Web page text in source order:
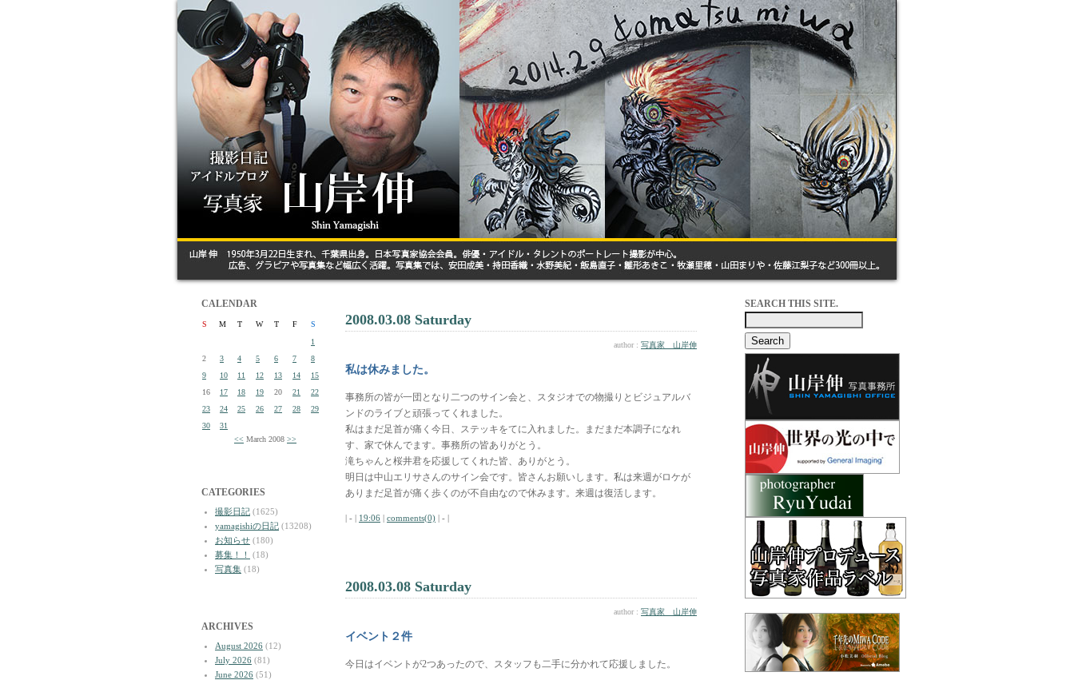
CALENDAR
S M T W T F
S
1
2
3 4 5 6 7
8
9
10 11 12 13 14
15
16
17 18 19 20 21
22
23
24 25 26 27 28
29
30
31
<< March 2008 >>
CATEGORIES
撮影日記 (1625)
yamagishiの日記 (13208)
お知らせ (180)
募集！！
(18)
写真集 (18)
ARCHIVES
August 2026 (12)
July 2026 (81)
June 2026 (51)
2008.03.08 Saturday
author : 写真家 山岸伸
私は休みました。
事務所の皆が一団となり二つのサイン会と、スタジオでの物撮りとビジュアルバ
ンドのライブと頑張ってくれました。
私はまだ足首が痛く今日、ステッキをてに入れました。まだまだ本調子になれ
す、家で休んでます。事務所の皆ありがとう。
滝ちゃんと桜井君を応援してくれた皆、ありがとう。
明日は中山エリサさんのサイン会です。皆さんお願いします。私は来週がロケが
ありまだ足首が痛く歩くのが不自由なので休みます。来週は復活します。
| - | 19:06 | comments(0) | - |
2008.03.08 Saturday
author : 写真家 山岸伸
イベント２件
今日はイベントが2つあったので、スタッフも二手に分かれて応援しました。
SEARCH THIS SITE.